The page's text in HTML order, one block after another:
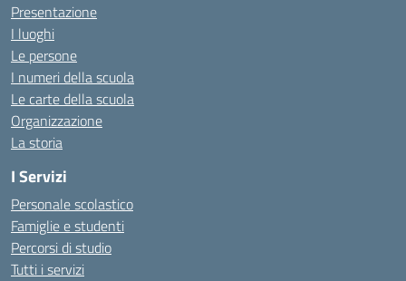
Presentazione
I luoghi
Le persone
I numeri della scuola
Le carte della scuola
Organizzazione
La storia
I Servizi
Personale scolastico
Famiglie e studenti
Percorsi di studio
Tutti i servizi